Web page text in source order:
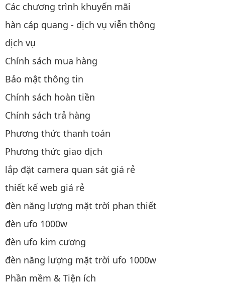
Các chương trình khuyến mãi
hàn cáp quang - dịch vụ viễn thông
dịch vụ
Chính sách mua hàng
Bảo mật thông tin
Chính sách hoàn tiền
Chính sách trả hàng
Phương thức thanh toán
Phương thức giao dịch
lắp đặt camera quan sát giá rẻ
thiết kế web giá rẻ
đèn năng lượng mặt trời phan thiết
đèn ufo 1000w
đèn ufo kim cương
đèn năng lượng mặt trời ufo 1000w
Phần mềm & Tiện ích